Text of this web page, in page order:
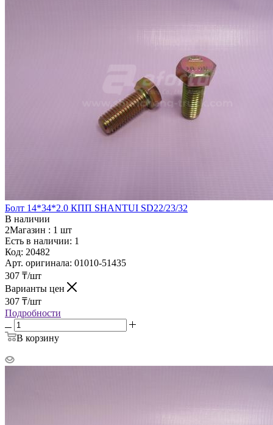
Болт 14*34*2.0 КПП SHANTUI SD22/23/32
В наличии
2Магазин : 1 шт
Есть в наличии: 1
Код: 20482
Арт. оригинала: 01010-51435
307 ₸/шт
Варианты цен
307 ₸/шт
Подробности
В корзину